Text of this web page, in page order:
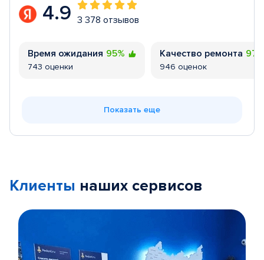
4.9 3 378 отзывов
Время ожидания 95%
743 оценки
Качество ремонта
946 оценок
Показать еще
Клиенты наших сервисов